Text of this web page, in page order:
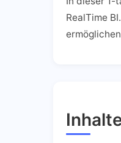
RealTime